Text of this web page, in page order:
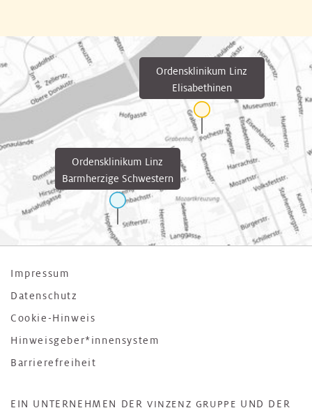
Ordensklinikum Linz
Barmherzige Schwestern
Ordensklinikum Linz
Elisabethinen
Impressum
Datenschutz
Cookie-Hinweis
Hinweisgeber*innensystem
Barrierefreiheit
EIN UNTERNEHMEN DER VINZENZ GRUPPE UND DER